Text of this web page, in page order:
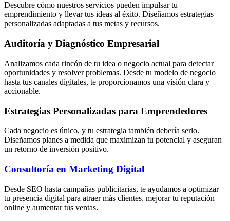
Descubre cómo nuestros servicios pueden impulsar tu
emprendimiento y llevar tus ideas al éxito. Diseñamos estrategias
personalizadas adaptadas a tus metas y recursos.
Auditoría y Diagnóstico Empresarial
Analizamos cada rincón de tu idea o negocio actual para detectar
oportunidades y resolver problemas. Desde tu modelo de negocio
hasta tus canales digitales, te proporcionamos una visión clara y
accionable.
Estrategias Personalizadas para Emprendedores
Cada negocio es único, y tu estrategia también debería serlo.
Diseñamos planes a medida que maximizan tu potencial y aseguran
un retorno de inversión positivo.
Consultoría en Marketing Digital
Desde SEO hasta campañas publicitarias, te ayudamos a optimizar
tu presencia digital para atraer más clientes, mejorar tu reputación
online y aumentar tus ventas.